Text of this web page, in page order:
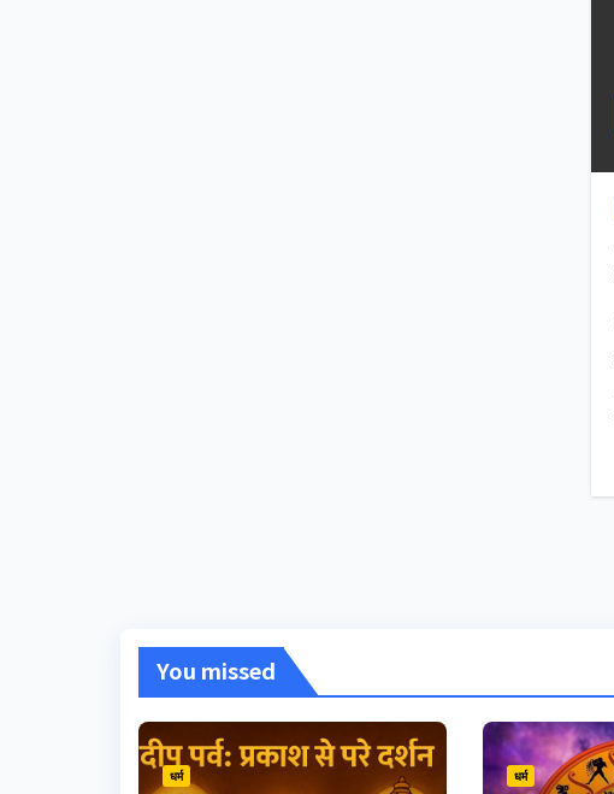
You missed
धर्म धर्म